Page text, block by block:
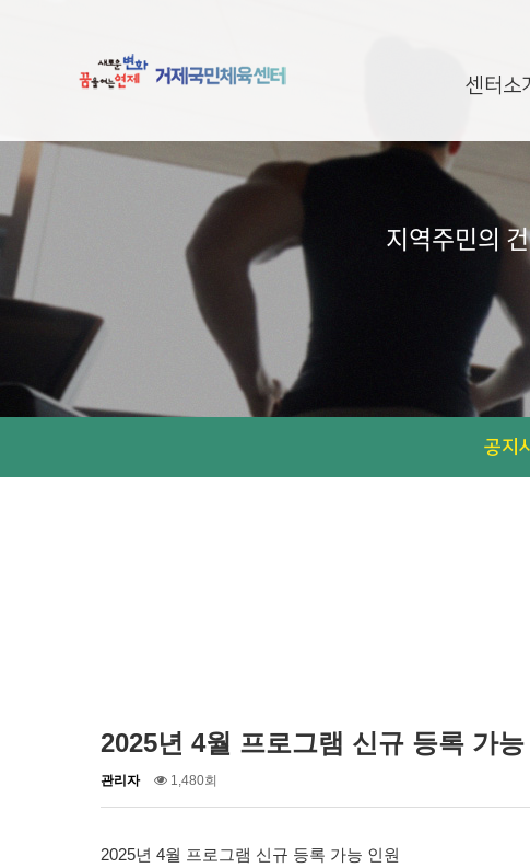
센터소
지역주민의
공지
2025년 4월 프로그램 신규 등록 가
작
관리자
조 1,480회
2025년 4월 프로그램 신규 등록 가능 인원